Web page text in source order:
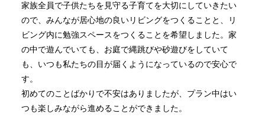
家族全員で子供たちを見守る子育てを大切にしていきたい
ので、みんなが居心地の良いリビングをつくることと、リ
ビング内に勉強スペースをつくることを希望しました。家
の中で遊んでいても、お庭で縄跳びや砂遊びをしていて
も、いつも私たちの目が届くようになっているので安心で
す。
初めてのことばかりで不安はありましたが、プラン中はい
つも楽しみながら進めることができました。